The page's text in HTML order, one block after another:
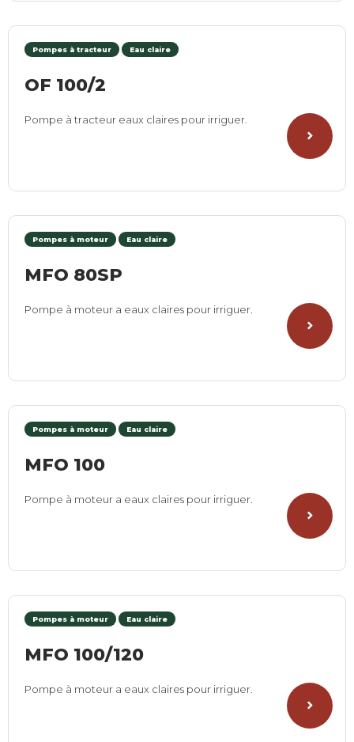
Pompes à tracteur Eau claire
OF 100/2
Pompe à tracteur eaux claires pour irriguer.
Pompes à moteur Eau claire
MFO 80SP
Pompe à moteur a eaux claires pour irriguer.
Pompes à moteur Eau claire
MFO 100
Pompe à moteur a eaux claires pour irriguer.
Pompes à moteur Eau claire
MFO 100/120
Pompe à moteur a eaux claires pour irriguer.